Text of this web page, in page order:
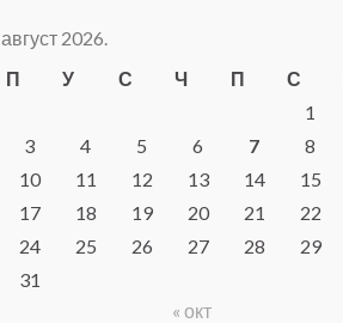
август 2026.
П
У С Ч П С
1
3
4 5 6 7 8
10
11 12 13 14 15
17
18 19 20 21 22
24
25 26 27 28 29
31
« окт